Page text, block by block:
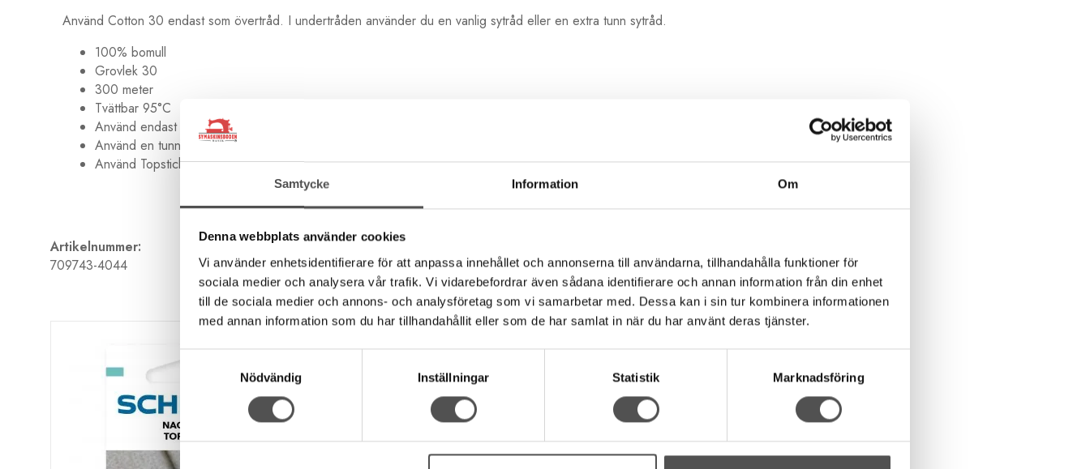
Samtycke Information Om
Denna webbplats använder cookies
Vi använder enhetsidentifierare för att anpassa innehållet och annonserna till användarna, tillhandahålla funktioner för
sociala medier och analysera vår trafik. Vi vidarebefordrar även sådana identifierare och annan information från din enhet
till de sociala medier och annons- och analysföretag som vi samarbetar med. Dessa kan i sin tur kombinera informationen
med annan information som du har tillhandahållit eller som de har samlat in när du har använt deras tjänster.
Nödvändig
Inställningar Statistik Marknadsföring
Använd Cotton 30 endast som övertråd. I undertråden använder du en vanlig sytråd eller en extra tunn sytråd.
100% bomull
Grovlek 30
300 meter
Tvättbar 95°C
Använd endast som övertråd
Använd en tunn undertråd
Använd Topstichnål Nr 90
Artikelnummer:
709743-4044
Rekommenderade tillbehör till denna produkt